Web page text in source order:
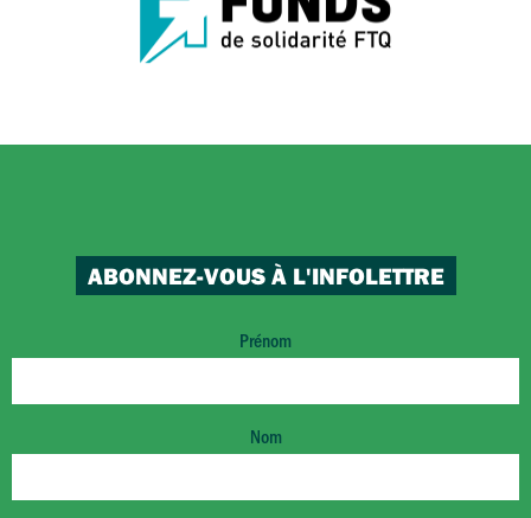
ABONNEZ-VOUS À L'INFOLETTRE
Prénom
Nom